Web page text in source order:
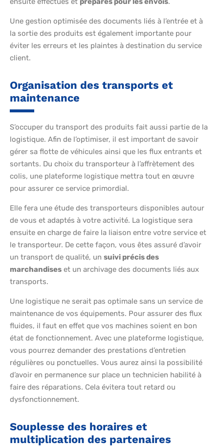
Une gestion optimisée des documents liés à l’entrée et à
la sortie des produits est également importante pour
éviter les erreurs et les plaintes à destination du service
client.
Organisation des transports et
maintenance
S’occuper du transport des produits fait aussi partie de la
logistique. Afin de l’optimiser, il est important de savoir
gérer sa flotte de véhicules ainsi que les flux entrants et
sortants. Du choix du transporteur à l’affrètement des
colis, une plateforme logistique mettra tout en œuvre
pour assurer ce service primordial.
Elle fera une étude des transporteurs disponibles autour
de vous et adaptés à votre activité. La logistique sera
ensuite en charge de faire la liaison entre votre service et
le transporteur. De cette façon, vous êtes assuré d’avoir
un transport de qualité, un suivi précis des
marchandises et un archivage des documents liés aux
transports.
Une logistique ne serait pas optimale sans un service de
maintenance de vos équipements. Pour assurer des flux
fluides, il faut en effet que vos machines soient en bon
état de fonctionnement. Avec une plateforme logistique,
vous pourrez demander des prestations d’entretien
régulières ou ponctuelles. Vous aurez ainsi la possibilité
d’avoir en permanence sur place un technicien habilité à
faire des réparations. Cela évitera tout retard ou
dysfonctionnement.
Souplesse des horaires et
multiplication des partenaires